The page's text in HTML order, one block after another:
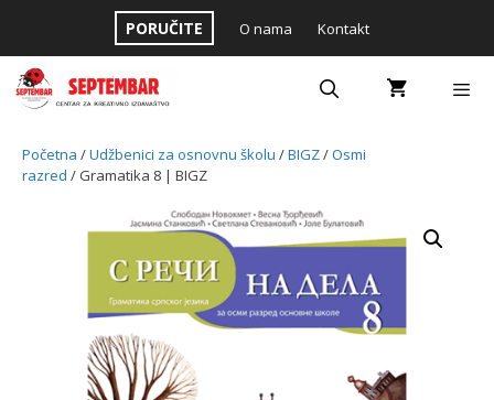
content
PORUČITE O nama Kontakt
Početna /Udžbenici za osnovnu školu /BIGZ/Osmi
razred / Gramatika 8 | BIGZ